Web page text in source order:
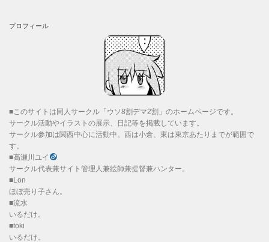
プロフィール
■このサイトは同人サークル「ウソ8割デマ2割」のホームページです。
サークル活動やイラストの展示、日記等を掲載しています。
サークル参加は関西中心に活動中。西は小倉、東は東京あたりまでが範囲で
す。
■高瀬川ユイ
サークル代表兼サイト管理人兼絵師兼提督兼ハンター。
■Lon
ほぼ売り子さん。
■流水
いるだけ。
■toki
いるだけ。